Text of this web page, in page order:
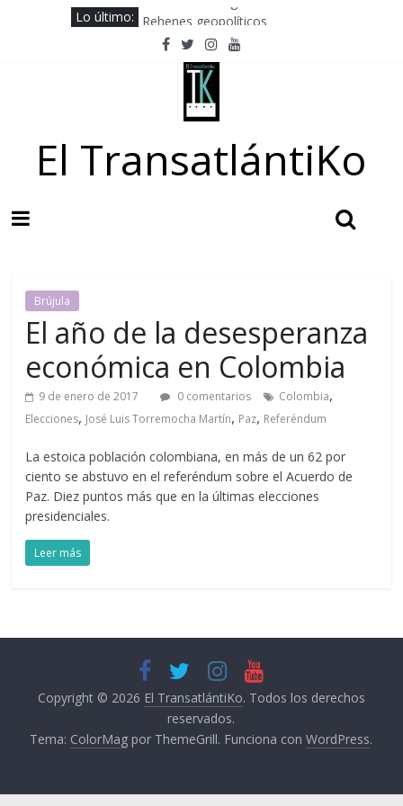
Lo último: Rehenes geopolíticos
Los Camaradas
El ardor guerrero previo al pacto
Solución libanesa
El TransatlántiKo
Brújula
El año de la desesperanza
económica en Colombia
9 de enero de 2017 0 comentarios Colombia,
Elecciones, José Luis Torremocha Martín, Paz, Referéndum
La estoica población colombiana, en más de un 62 por
ciento se abstuvo en el referéndum sobre el Acuerdo de
Paz. Diez puntos más que en la últimas elecciones
presidenciales.
Leer más
Copyright © 2026 El TransatlántiKo. Todos los derechos
reservados.
Tema: ColorMag por ThemeGrill. Funciona conWordPress.